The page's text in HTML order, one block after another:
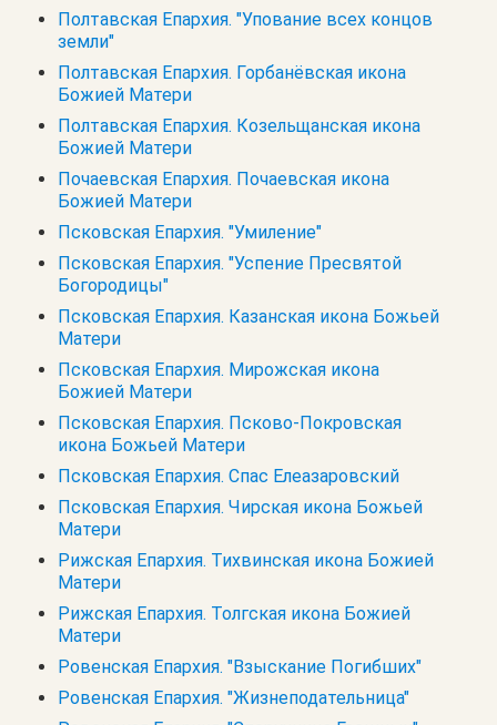
Полтавская Епархия. "Упование всех концов
земли"
Полтавская Епархия. Горбанёвская икона
Божией Матери
Полтавская Епархия. Козельщанская икона
Божией Матери
Почаевская Епархия. Почаевская икона
Божией Матери
Псковская Епархия. "Умиление"
Псковская Епархия. "Успение Пресвятой
Богородицы"
Псковская Епархия. Казанская икона Божьей
Матери
Псковская Епархия. Мирожская икона
Божией Матери
Псковская Епархия. Псково-Покровская
икона Божьей Матери
Псковская Епархия. Спас Елеазаровский
Псковская Епархия. Чирская икона Божьей
Матери
Рижская Епархия. Тихвинская икона Божией
Матери
Рижская Епархия. Толгская икона Божией
Матери
Ровенская Епархия. "Взыскание Погибших"
Ровенская Епархия. "Жизнеподательница"